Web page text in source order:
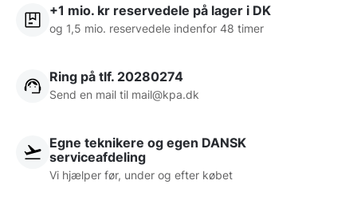
+1 mio. kr reservedele på lager i DK
og 1,5 mio. reservedele indenfor 48 timer
Ring på tlf. 20280274
Send en mail til mail@kpa.dk
Egne teknikere og egen DANSK
serviceafdeling
Vi hjælper før, under og efter købet